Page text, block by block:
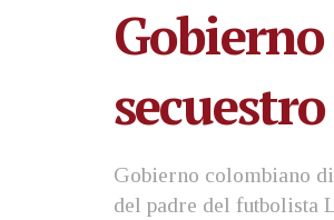
Gobierno colombiano
del padre del futbolista